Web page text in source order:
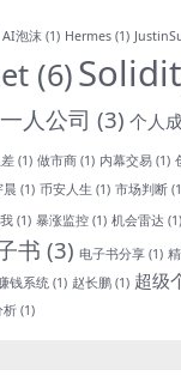
AI泡沫 (1) Hermes (1)
(6)
一人公司 (3) 个人
(1) 做市商 (1) 内幕交易 (1)
晨 (1) 币安人生 (1) 市场判断
(1) 暴涨监控 (1) 机会雷达 (1)
书 (3) 电子书分享 (1)
钱系统 (1) 赵长鹏 (1) 超级
析 (1)